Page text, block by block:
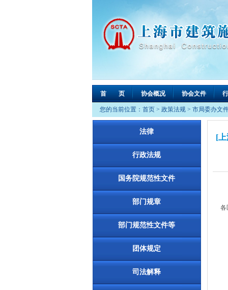
首 页 协会概况 协会文件
您的当前位置： 首页 > 政策法规 > 市局委办文
法律
行政法规
国务院规范性文件
部门规章
部门规范性文件等
团体规定
司法解释
[
各